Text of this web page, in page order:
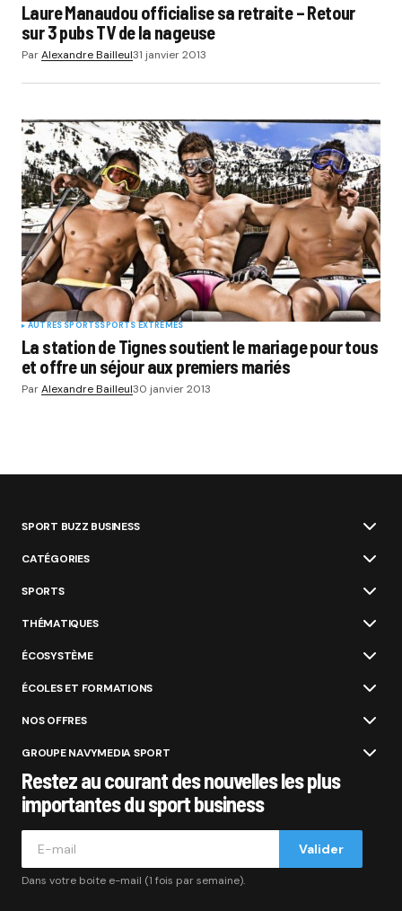
Laure Manaudou officialise sa retraite – Retour
sur 3 pubs TV de la nageuse
ParAlexandre Bailleul31 janvier 2013
AUTRES SPORTSSPORTS EXTRÊMES
La station de Tignes soutient le mariage pour tous
et offre un séjour aux premiers mariés
ParAlexandre Bailleul30 janvier 2013
SPORT BUZZ BUSINESS
CATÉGORIES
SPORTS
THÉMATIQUES
ÉCOSYSTÈME
ÉCOLES ET FORMATIONS
NOS OFFRES
GROUPE NAVYMEDIA SPORT
Restez au courant des nouvelles les plus
importantes du sport business
Valider
Dans votre boite e-mail (1 fois par semaine).